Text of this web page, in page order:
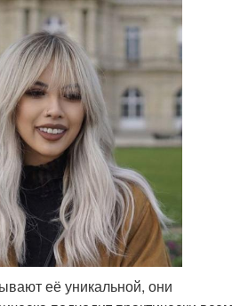
её уникальной, они